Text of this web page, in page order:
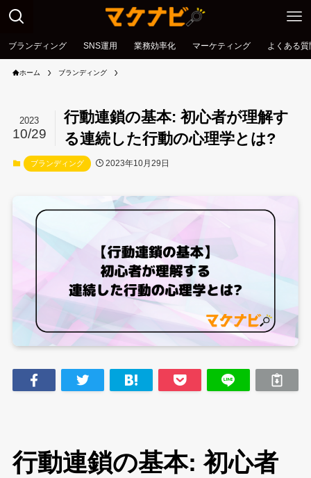
ブランディング SNS運用 業務効率化 マーケティング よくある質
ホーム ブランディング
行動連鎖の基本: 初心者が理解す
る連続した行動の心理学とは?
2023
10/29
ブランディング 2023年10月29日
行動連鎖の基本: 初心者